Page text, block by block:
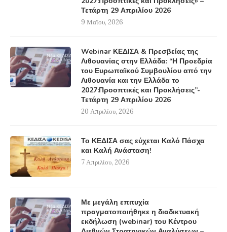
Τετάρτη 29 Απριλίου 2026
9 Μαΐου, 2026
Webinar ΚΕΔΙΣΑ & Πρεσβείας της
Λιθουανίας στην Ελλάδα: “Η Προεδρία
του Ευρωπαϊκού Συμβουλίου από την
Λιθουανία και την Ελλάδα το
2027:Προοπτικές και Προκλήσεις”-
Τετάρτη 29 Απριλίου 2026
20 Απριλίου, 2026
Το ΚΕΔΙΣΑ σας εύχεται Καλό Πάσχα
και Καλή Ανάσταση!
7 Απριλίου, 2026
Με μεγάλη επιτυχία
πραγματοποιήθηκε η διαδικτυακή
εκδήλωση (webinar) του Κέντρου